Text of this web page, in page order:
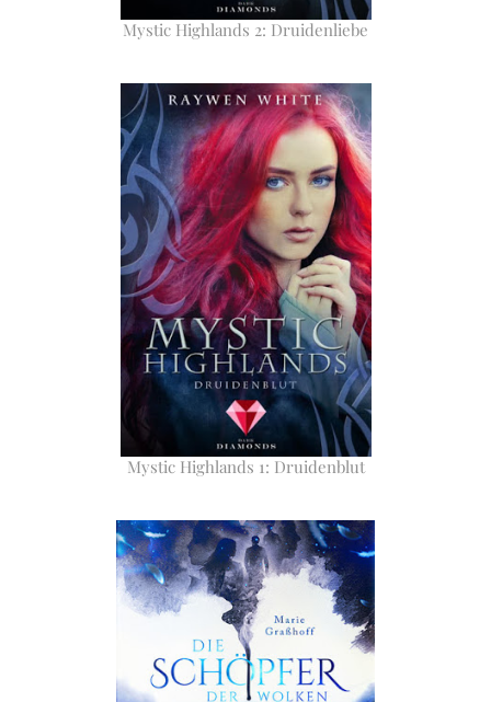
Mystic Highlands 2: Druidenliebe
Mystic Highlands 1: Druidenblut